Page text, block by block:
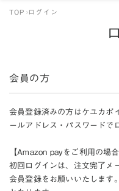
TOP ログイン
会員の方
会員登録済みの方はケユカポ
ールアドレス・パスワードで
【Amazon payをご利用の場合
初回ログインは、注文完了メ
会員登録をお願いいたします